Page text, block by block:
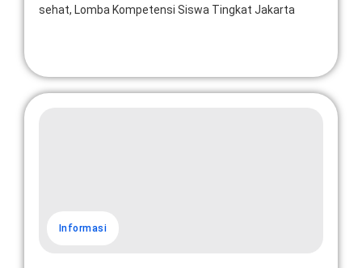
sehat, Lomba Kompetensi Siswa Tingkat Jakarta
Informasi